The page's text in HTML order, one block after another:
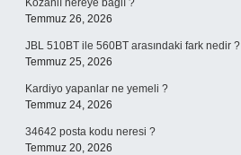
Kozanlı nereye bağlı ?
Temmuz 26, 2026
JBL 510BT ile 560BT arasındaki fark nedir ?
Temmuz 25, 2026
Kardiyo yapanlar ne yemeli ?
Temmuz 24, 2026
34642 posta kodu neresi ?
Temmuz 20, 2026